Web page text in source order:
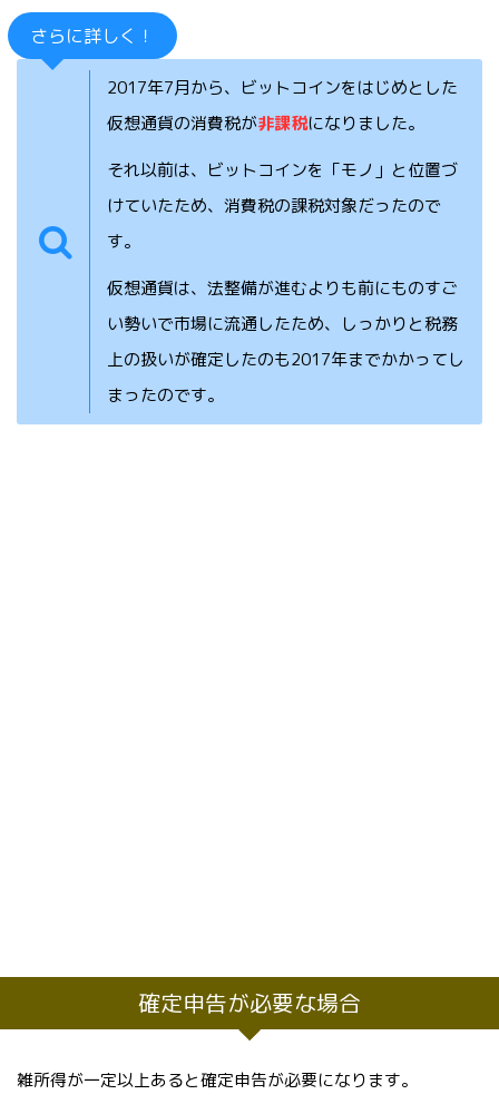
さらに詳しく！
2017年7月から、ビットコインをはじめとした
仮想通貨の消費税が非課税になりました。
それ以前は、ビットコインを「モノ」と位置づ
けていたため、消費税の課税対象だったので
す。
仮想通貨は、法整備が進むよりも前にものすご
い勢いで市場に流通したため、しっかりと税務
上の扱いが確定したのも2017年までかかってし
まったのです。
確定申告が必要な場合
雑所得が一定以上あると確定申告が必要になります。